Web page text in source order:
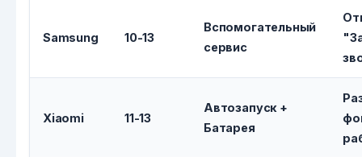
Samsung 10-13
Вспомогательный
сервис
Xiaomi 11-13
Автозапуск +
Батарея